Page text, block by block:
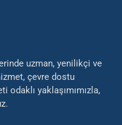
uzman, yenilikçi ve
çevre dostu
yaklaşımımızla,